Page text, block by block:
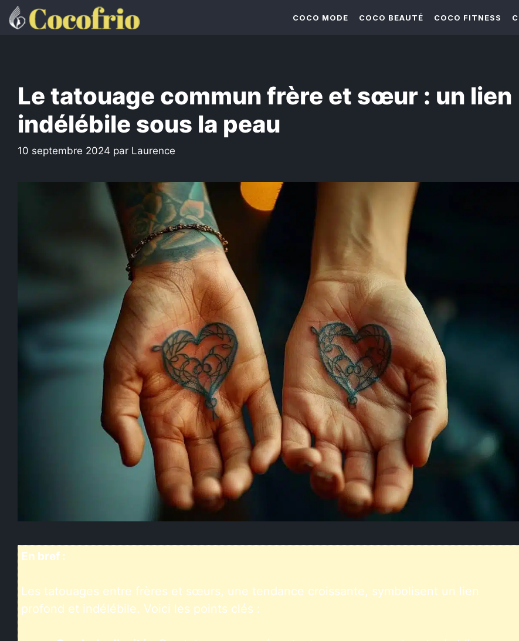
Aller
au
COCO MODE COCO BEAUTÉ COCO FITNESS
Le tatouage commun frère et sœur : un lien
indélébile sous la peau
10 septembre 2024 par Laurence
En bref :
Les tatouages entre frères et sœurs, une tendance croissante, symbolisent un lien
profond et indélébile. Voici les points clés :